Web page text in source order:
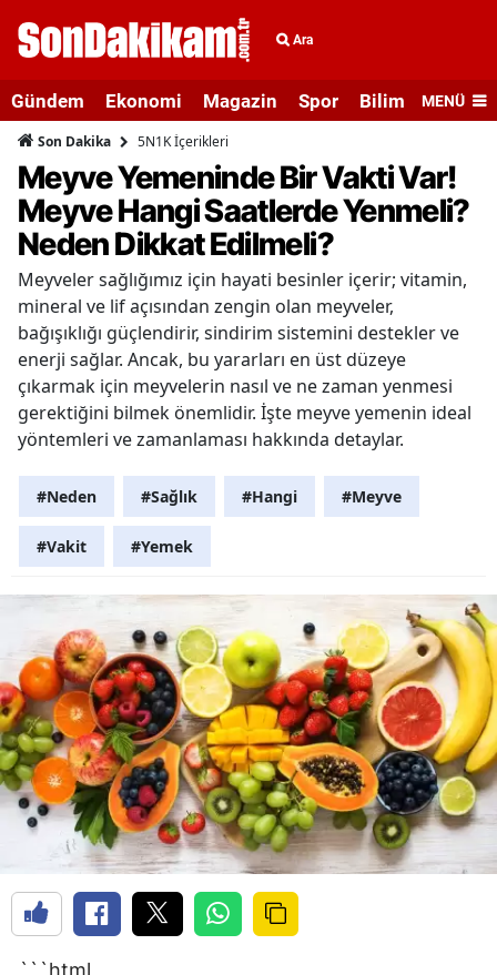
Ara
Gündem Ekonomi Magazin Spor Bilim veMENÜ
Son Dakika 5N1K İçerikleri
Meyve Yemeninde Bir Vakti Var!
Meyve Hangi Saatlerde Yenmeli?
Neden Dikkat Edilmeli?
Meyveler sağlığımız için hayati besinler içerir; vitamin,
mineral ve lif açısından zengin olan meyveler,
bağışıklığı güçlendirir, sindirim sistemini destekler ve
enerji sağlar. Ancak, bu yararları en üst düzeye
çıkarmak için meyvelerin nasıl ve ne zaman yenmesi
gerektiğini bilmek önemlidir. İşte meyve yemenin ideal
yöntemleri ve zamanlaması hakkında detaylar.
#Neden #Sağlık #Hangi #Meyve
#Vakit #Yemek
```html